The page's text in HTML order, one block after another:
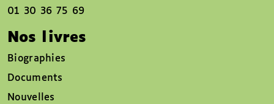
01 30 36 75 69
Nos livres
Biographies
Documents
Nouvelles